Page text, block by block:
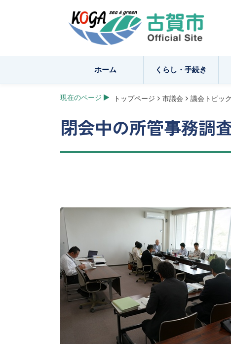
ホーム くらし・手続き
現在のページ トップページ 市議会 議会トピッ
閉会中の所管事務調